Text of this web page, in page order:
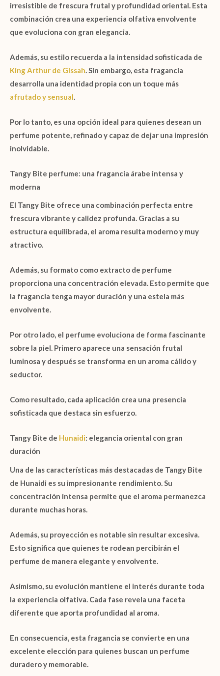
irresistible de frescura frutal y profundidad oriental. Esta
combinación crea una experiencia olfativa envolvente
que evoluciona con gran elegancia.
Además, su estilo recuerda a la intensidad sofisticada de
King Arthur de Gissah. Sin embargo, esta fragancia
desarrolla una identidad propia con un toque más
afrutado y sensual.
Por lo tanto, es una opción ideal para quienes desean un
perfume potente, refinado y capaz de dejar una impresión
inolvidable.
Tangy Bite perfume: una fragancia árabe intensa y
moderna
El Tangy Bite ofrece una combinación perfecta entre
frescura vibrante y calidez profunda. Gracias a su
estructura equilibrada, el aroma resulta moderno y muy
atractivo.
Además, su formato como extracto de perfume
proporciona una concentración elevada. Esto permite que
la fragancia tenga mayor duración y una estela más
envolvente.
Por otro lado, el perfume evoluciona de forma fascinante
sobre la piel. Primero aparece una sensación frutal
luminosa y después se transforma en un aroma cálido y
seductor.
Como resultado, cada aplicación crea una presencia
sofisticada que destaca sin esfuerzo.
Tangy Bite de Hunaidi: elegancia oriental con gran
duración
Una de las características más destacadas de Tangy Bite
de Hunaidi es su impresionante rendimiento. Su
concentración intensa permite que el aroma permanezca
durante muchas horas.
Además, su proyección es notable sin resultar excesiva.
Esto significa que quienes te rodean percibirán el
perfume de manera elegante y envolvente.
Asimismo, su evolución mantiene el interés durante toda
la experiencia olfativa. Cada fase revela una faceta
diferente que aporta profundidad al aroma.
En consecuencia, esta fragancia se convierte en una
excelente elección para quienes buscan un perfume
duradero y memorable.